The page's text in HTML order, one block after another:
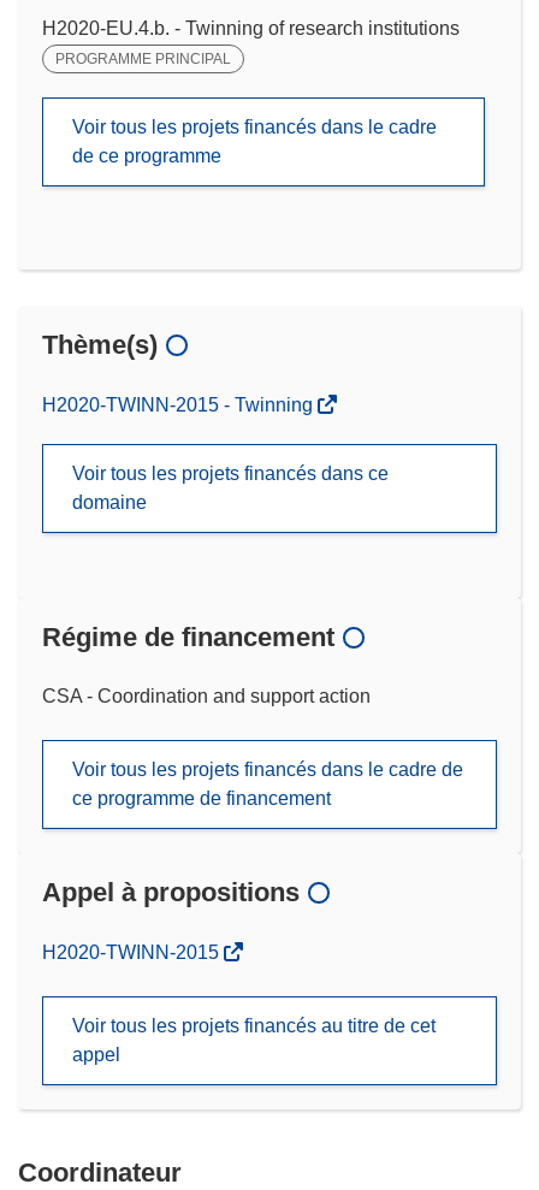
H2020-EU.4.b. - Twinning of research institutions
PROGRAMME PRINCIPAL
Voir tous les projets financés dans le cadre
de ce programme
Thème(s)
H2020-TWINN-2015 - Twinning
Voir tous les projets financés dans ce
domaine
Régime de financement
CSA - Coordination and support action
Voir tous les projets financés dans le cadre de
ce programme de financement
Appel à propositions
(s’ouvre
nouvelle
fenêtre)
H2020-TWINN-2015
Voir tous les projets financés au titre de cet
appel
Coordinateur